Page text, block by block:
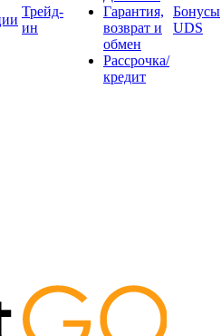
Трейд-
ин
Гарантия,
возврат и
обмен
Рассрочка/
кредит
Бонусы
UDS